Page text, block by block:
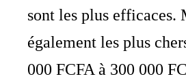
sont les plus efficaces.
également les plus
000 FCFA à 300 000